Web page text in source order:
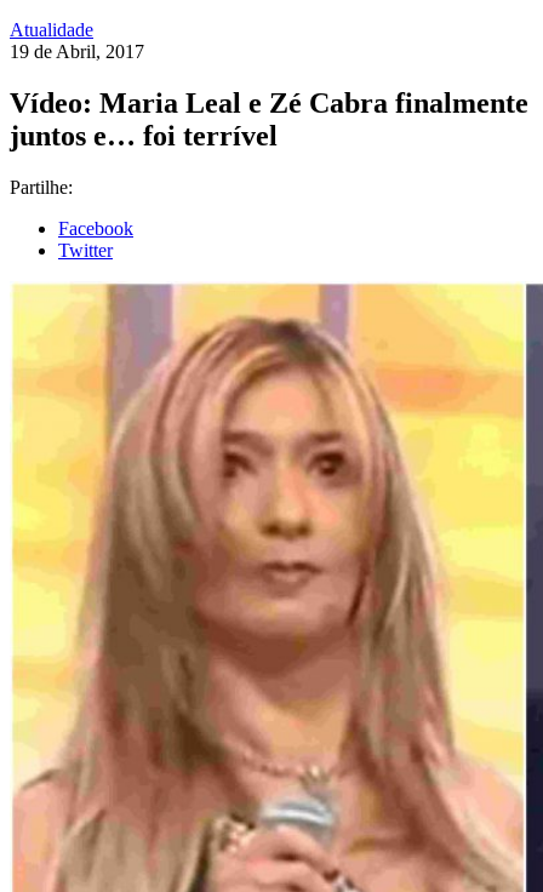
Atualidade
19 de Abril, 2017
Vídeo: Maria Leal e Zé Cabra finalmente
juntos e… foi terrível
Partilhe:
Facebook
Twitter